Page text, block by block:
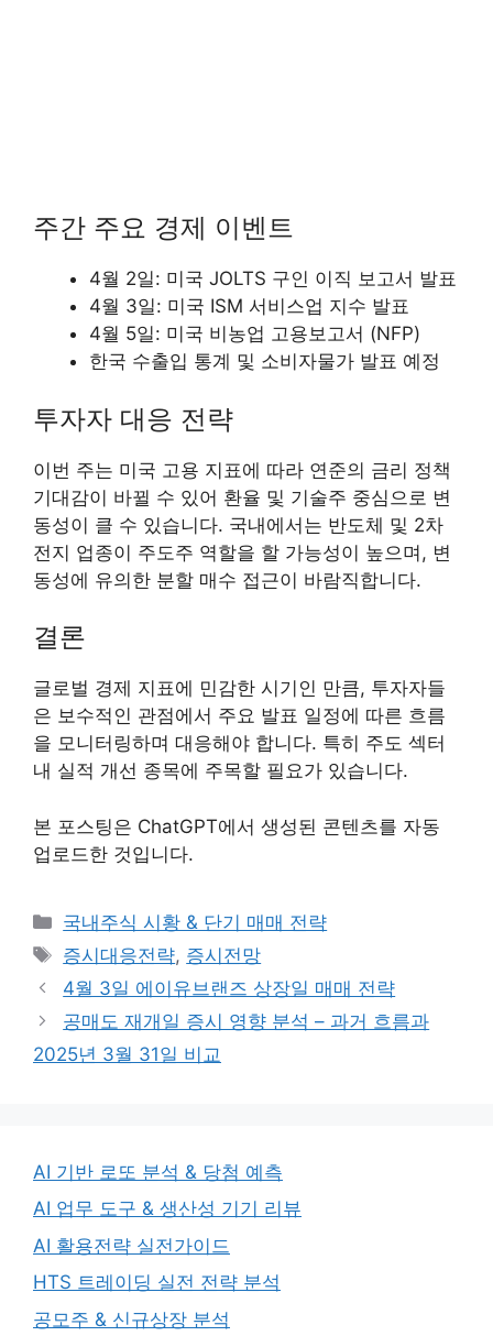
주간 주요 경제 이벤트
4월 2일: 미국 JOLTS 구인 이직 보고서 발표
4월 3일: 미국 ISM 서비스업 지수 발표
4월 5일: 미국 비농업 고용보고서 (NFP)
한국 수출입 통계 및 소비자물가 발표 예정
투자자 대응 전략
이번 주는 미국 고용 지표에 따라 연준의 금리 정책
기대감이 바뀔 수 있어 환율 및 기술주 중심으로 변
동성이 클 수 있습니다. 국내에서는 반도체 및 2차
전지 업종이 주도주 역할을 할 가능성이 높으며, 변
동성에 유의한 분할 매수 접근이 바람직합니다.
결론
글로벌 경제 지표에 민감한 시기인 만큼, 투자자들
은 보수적인 관점에서 주요 발표 일정에 따른 흐름
을 모니터링하며 대응해야 합니다. 특히 주도 섹터
내 실적 개선 종목에 주목할 필요가 있습니다.
본 포스팅은 ChatGPT에서 생성된 콘텐츠를 자동
업로드한 것입니다.
Categories
국내주식 시황 & 단기 매매 전략
Tags
증시대응전략, 증시전망
4월 3일 에이유브랜즈 상장일 매매 전략
공매도 재개일 증시 영향 분석 – 과거 흐름과
2025년 3월 31일 비교
AI 기반 로또 분석 & 당첨 예측
AI 업무 도구 & 생산성 기기 리뷰
AI 활용전략 실전가이드
HTS 트레이딩 실전 전략 분석
공모주 & 신규상장 분석